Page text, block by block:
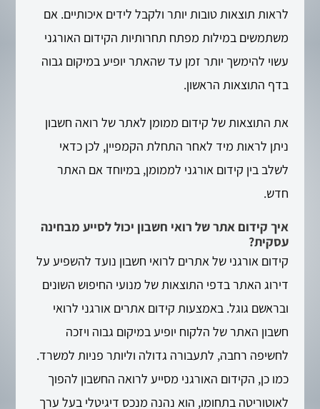
לראות תוצאות טובות יותר ולקבל לידים איכותיים. אם
משתמשים במילות מפתח תחרותיות הקידום האורגני
עשוי להימשך יותר זמן עד שהאתר יופיע במיקום גבוה
בדף התוצאות הראשון.
את התוצאות של קידום ממומן לאתר של רואה חשבון
ניתן לראות מיד לאחר התחלת הקמפיין, לכן כדאי
לשלב בין קידום אורגני לממומן, במיוחד אם האתר
חדש.
איך קידום אתר של רואי חשבון יכול לסייע מבחינה
עסקית?
קידום אורגני של אתרים לרואי חשבון נועד להשפיע על
דירוג האתר בדפי התוצאות של מנועי החיפוש השונים
ובראשם גוגל. באמצעות קידום אתרים אורגני לרואי
חשבון האתר של הלקוח יופיע במיקום גבוה ויזכה
לחשיפה רחבה, לתעבורה גדולה וליותר פניות למשרד.
כמו כן, הקידום האורגני מסייע לרואה החשבון להפוך
לאוטוריטה בתחומו, הוא נהנה מנכס דיגיטלי בעל ערך